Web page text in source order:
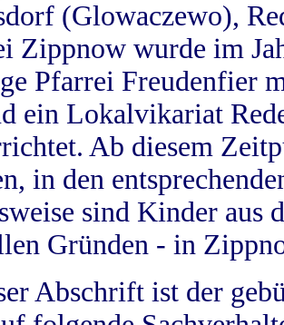
(Glowaczewo),
Zippnow wurde im
Pfarrei Freudenfier
ein Lokalvikariat
Ab diesem
in den
sind Kinder aus
Gründen - in
Abschrift ist der